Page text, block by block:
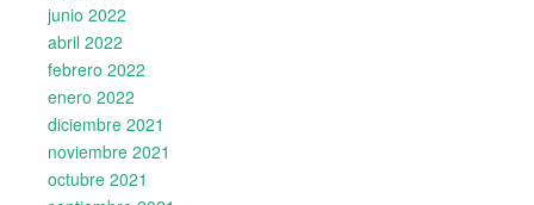
junio 2022
abril 2022
febrero 2022
enero 2022
diciembre 2021
noviembre 2021
octubre 2021